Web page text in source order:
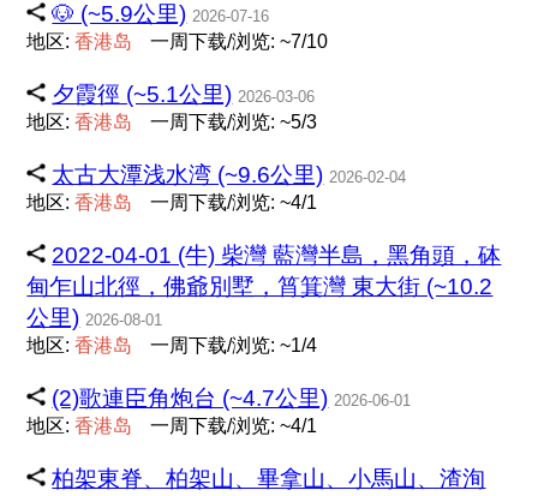
🐶 (~5.9公里) 2026-07-16
地区:香港岛 一周下载/浏览: ~7/10
夕霞徑 (~5.1公里) 2026-03-06
地区:香港岛 一周下载/浏览: ~5/3
太古大潭浅水湾 (~9.6公里) 2026-02-04
地区:香港岛 一周下载/浏览: ~4/1
2022-04-01 (牛) 柴灣 藍灣半島，黑角頭，砵
甸乍山北徑，佛爺別墅，筲箕灣 東大街 (~10.2
公里) 2026-08-01
地区:香港岛 一周下载/浏览: ~1/4
(2)歌連臣角炮台 (~4.7公里) 2026-06-01
地区:香港岛 一周下载/浏览: ~4/1
柏架東脊、柏架山、畢拿山、小馬山、渣洵